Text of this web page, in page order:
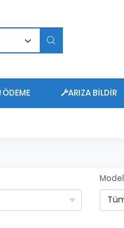
ÖDEME ARIZA BILDIR
Model